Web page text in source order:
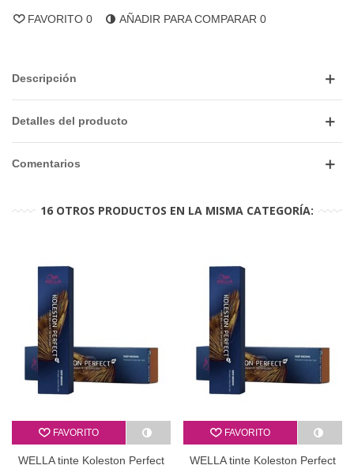
FAVORITO 0 AÑADIR PARA COMPARAR 0
Descripción
Detalles del producto
Comentarios
16 OTROS PRODUCTOS EN LA MISMA CATEGORÍA:
FAVORITO
WELLA tinte Koleston Perfect
FAVORITO
WELLA tinte Koleston Perfect